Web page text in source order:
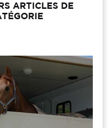
ARTICLES DE